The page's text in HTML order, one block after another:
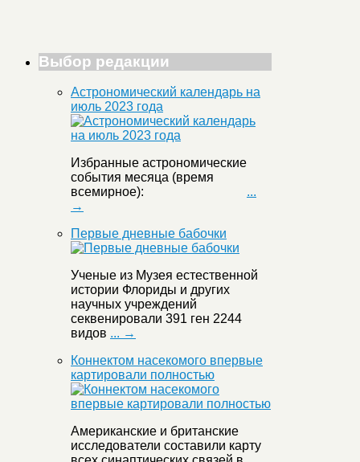
Выбор редакции
Астрономический календарь на
июль 2023 года
Избранные астрономические
события месяца (время
всемирное): ...
→
Первые дневные бабочки
Ученые из Музея естественной
истории Флориды и других
научных учреждений
секвенировали 391 ген 2244
видов ... →
Коннектом насекомого впервые
картировали полностью
Американские и британские
исследователи составили карту